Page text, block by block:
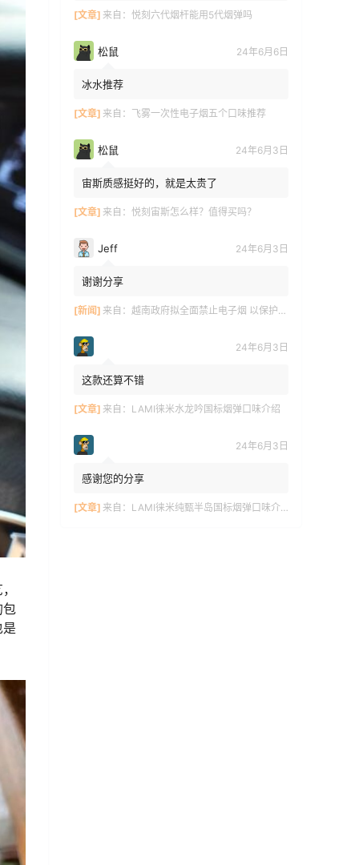
包
[文章] 来自： 悦刻六代烟杆能用5代烟弹吗
松鼠 24年6月6日
冰水推荐
[文章] 来自： 飞雾一次性电子烟五个口味推荐
松鼠 24年6月3日
宙斯质感挺好的，就是太贵了
[文章] 来自： 悦刻宙斯怎么样？值得买吗？
Jeff 24年6月3日
谢谢分享
[新闻] 来自： 越南政府拟全面禁止电子烟 以保护青少年健康
24年6月3日
这款还算不错
[文章] 来自： LAMI徕米水龙吟国标烟弹口味介绍
24年6月3日
感谢您的分享
[文章] 来自： LAMI徕米纯甄半岛国标烟弹口味介绍